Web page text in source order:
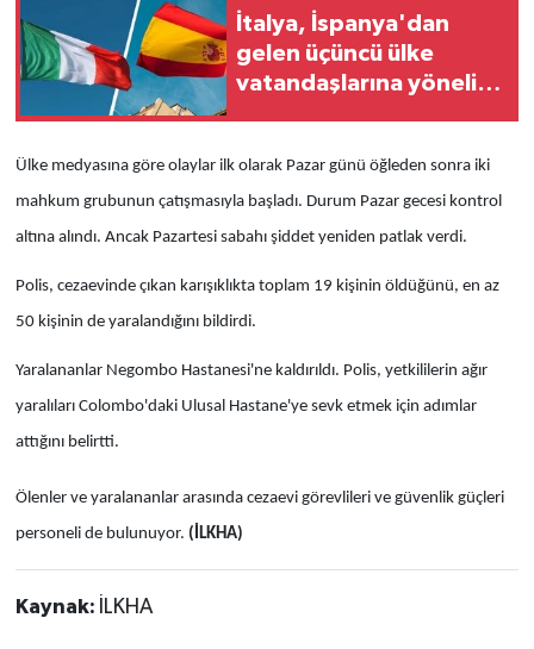
İtalya, İspanya'dan
gelen üçüncü ülke
vatandaşlarına yönelik
açıkladı
Ülke medyasına göre olaylar ilk olarak Pazar günü öğleden sonra iki
mahkum grubunun çatışmasıyla başladı. Durum Pazar gecesi kontrol
altına alındı. Ancak Pazartesi sabahı şiddet yeniden patlak verdi.
Polis, cezaevinde çıkan karışıklıkta toplam 19 kişinin öldüğünü, en az
50 kişinin de yaralandığını bildirdi.
Yaralananlar Negombo Hastanesi'ne kaldırıldı. Polis, yetkililerin ağır
yaralıları Colombo'daki Ulusal Hastane'ye sevk etmek için adımlar
attığını belirtti.
Ölenler ve yaralananlar arasında cezaevi görevlileri ve güvenlik güçleri
personeli de bulunuyor. (İLKHA)
Kaynak: İLKHA